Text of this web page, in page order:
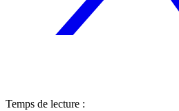
Temps de lecture :